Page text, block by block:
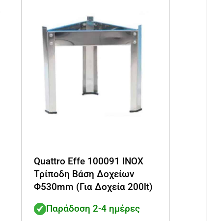
Quattro Effe 100091 INOX
Τρίποδη Βάση Δοχείων
Φ530mm (Για Δοχεία 200lt)
Παράδοση 2-4 ημέρες